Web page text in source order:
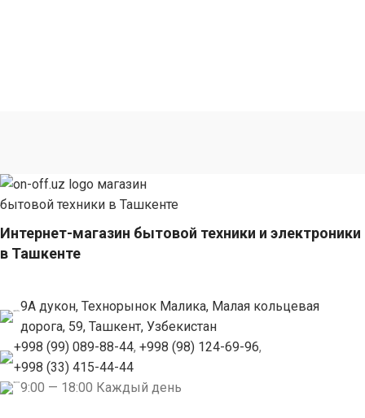
Интернет-магазин бытовой техники и электроники
в Ташкенте
9А дукон, Технорынок Малика, Малая кольцевая
дорога, 59, Ташкент, Узбекистан
+998 (99) 089-88-44, +998 (98) 124-69-96,
+998 (33) 415-44-44
9:00 — 18:00 Каждый день